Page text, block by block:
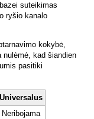
suteikimas
ryšio kanalo
kokybė,
nulėmė, kad šiandien
pasitiki
Universalus
Neribojama